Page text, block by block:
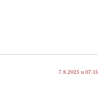
7.8.2025 u 07:15